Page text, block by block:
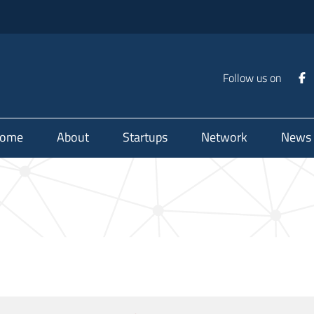
Follow us on
About Startups Network News